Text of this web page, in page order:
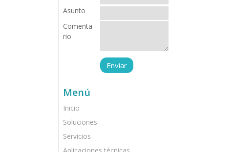
Asunto
Comenta
rio
Menú
Inicio
Soluciones
Servicios